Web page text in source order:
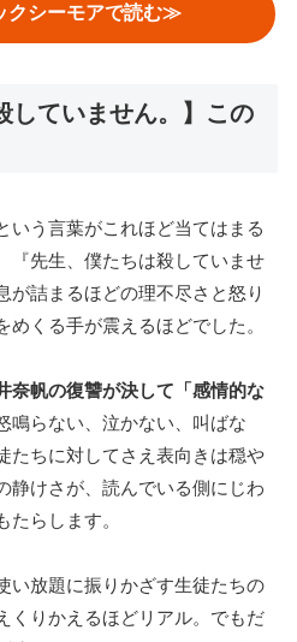
クシーモアで読む≫
していません。】この
いう言葉がこれほど当てはまる
『先生、僕たちは殺していませ
が詰まるほどの理不尽さと怒り
くる手が震えるほどでした。
奈帆の復讐が決して「感情的な
鳴らない、泣かない、叫ばな
たちに対してさえ表向きは穏や
静けさが、読んでいる側にじわ
たらします。
い放題に振りかざす生徒たちの
くりかえるほどリアル。でもだ